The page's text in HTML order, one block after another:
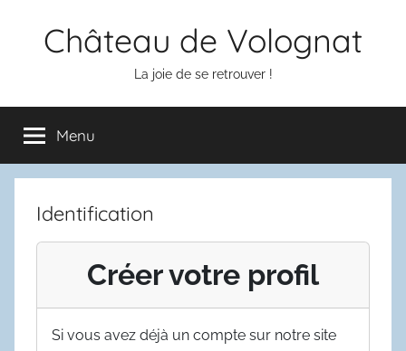
Château de Volognat
La joie de se retrouver !
Menu
Identification
Créer votre profil
Si vous avez déjà un compte sur notre site